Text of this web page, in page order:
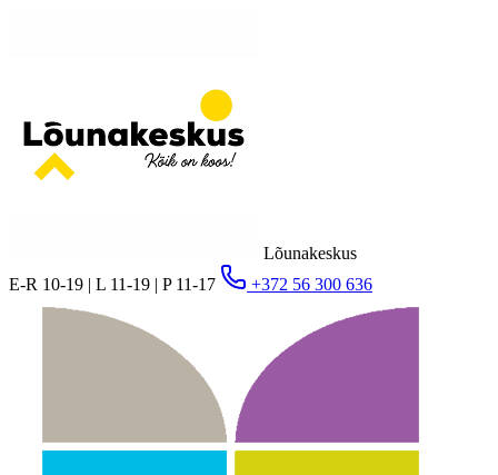
Lõunakeskus
E-R 10-19 | L 11-19 | P 11-17
+372 56 300 636